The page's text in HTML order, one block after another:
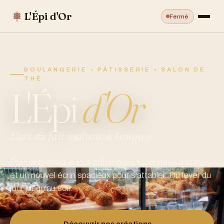
L'Épi d'Or Fermé
BOULANGERIE • PÂTISSERIE • SALON DE
THÉ
L'Épi d'Or
et un nouvel écrin spacieux pour s'attabler. Du lever du
jour jusqu'au soir.